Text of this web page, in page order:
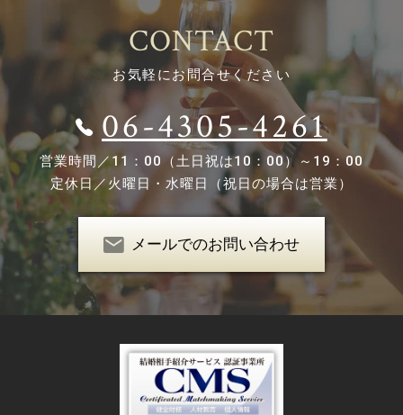
CONTACT
お気軽にお問合せください
06-4305-4261
営業時間／ 11：00（土日祝は10：00）～19：00
定休日／火曜日・水曜日（祝日の場合は営業）
メールでのお問い合わせ